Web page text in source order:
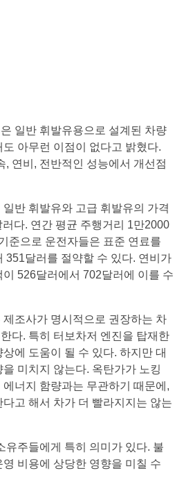
일반 휘발유용으로 설계된 차량
아무런 이점이 없다고 밝혔다.
, 연비, 전반적인 성능에서 개선점
반 휘발유와 고급 휘발유의 가격
다. 연간 평균 주행거리 1만2000
준으로 운전자들은 표준 연료를
351달러를 절약할 수 있다. 연비가
526달러에서 702달러에 이를 수
조사가 명시적으로 권장하는 차
다. 특히 터보차저 엔진을 탑재한
에 도움이 될 수 있다. 하지만 대
미치지 않는다. 옥탄가가 노킹
너지 함량과는 무관하기 때문에,
고 해서 차가 더 빨라지지는 않는
유주들에게 특히 의미가 있다. 불
비용에 상당한 영향을 미칠 수